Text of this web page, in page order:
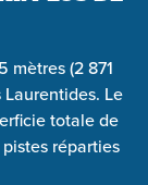
mètres (2 871
Le
totale de
réparties